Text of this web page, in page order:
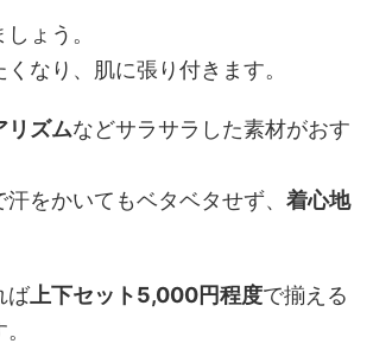
ょう。
なり、肌に張り付きます。
リズムなどサラサラした素材がおす
をかいてもベタベタせず、 着心地
ば上下セット5,000円程度で揃える